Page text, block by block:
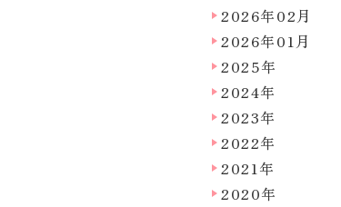
2026年02月
2026年01月
2025年
2024年
2023年
2022年
2021年
2020年